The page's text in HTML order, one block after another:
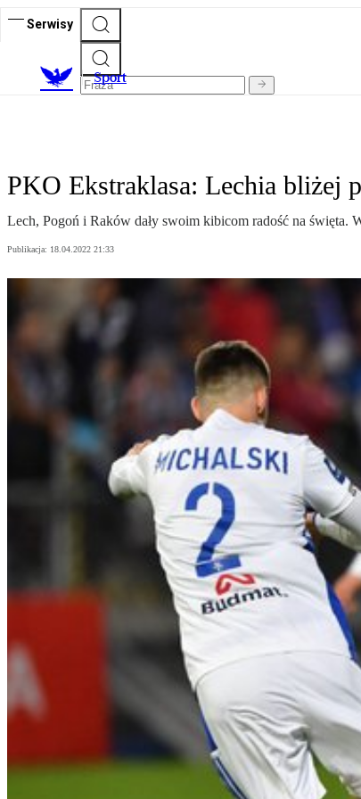
Serwisy
Sport
PKO Ekstraklasa: Lechia bliżej
Lech, Pogoń i Raków dały swoim kibicom radość na święta.
Publikacja: 18.04.2022 21:33